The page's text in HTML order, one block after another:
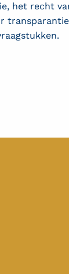
het recht